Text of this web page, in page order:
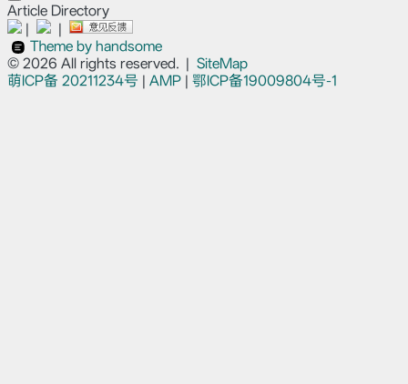
Article Directory
|
|
Theme by handsome
© 2026 All rights reserved. | SiteMap
萌ICP备 20211234号 | AMP | 鄂ICP备19009804号-1